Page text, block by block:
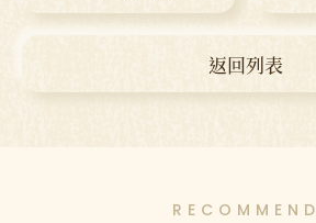
返回列表
RECOMMEND